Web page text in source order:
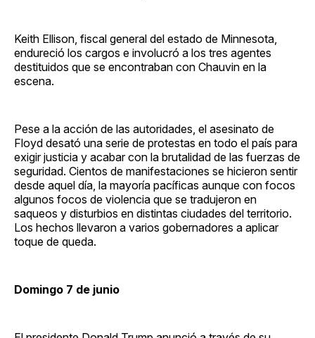
Keith Ellison, fiscal general del estado de Minnesota,
endureció los cargos e involucró a los tres agentes
destituidos que se encontraban con Chauvin en la
escena.
Pese a la acción de las autoridades, el asesinato de
Floyd desató una serie de protestas en todo el país para
exigir justicia y acabar con la brutalidad de las fuerzas de
seguridad. Cientos de manifestaciones se hicieron sentir
desde aquel día, la mayoría pacíficas aunque con focos
algunos focos de violencia que se tradujeron en
saqueos y disturbios en distintas ciudades del territorio.
Los hechos llevaron a varios gobernadores a aplicar
toque de queda.
Domingo 7 de junio